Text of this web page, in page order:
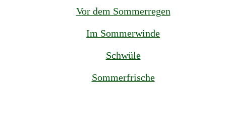
Vor dem Sommerregen
Im Sommerwinde
Schwüle
Sommerfrische